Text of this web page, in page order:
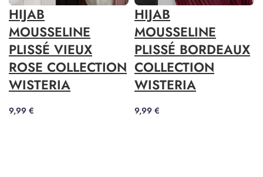
HIJAB
MOUSSELINE
PLISSÉ VIEUX
ROSE COLLECTION
WISTERIA
9,99 €
HIJAB
MOUSSELINE
PLISSÉ BORDEAUX
COLLECTION
WISTERIA
9,99 €